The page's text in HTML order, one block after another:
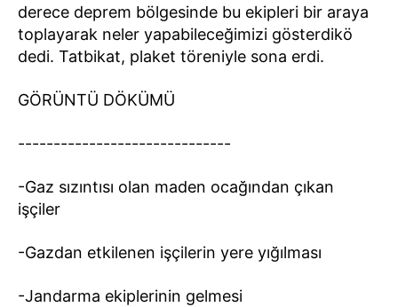
derece deprem bölgesinde bu ekipleri bir araya
toplayarak neler yapabileceğimizi gösterdikö
dedi. Tatbikat, plaket töreniyle sona erdi.
GÖRÜNTÜ DÖKÜMÜ
------------------------------
-Gaz sızıntısı olan maden ocağından çıkan
işçiler
-Gazdan etkilenen işçilerin yere yığılması
-Jandarma ekiplerinin gelmesi